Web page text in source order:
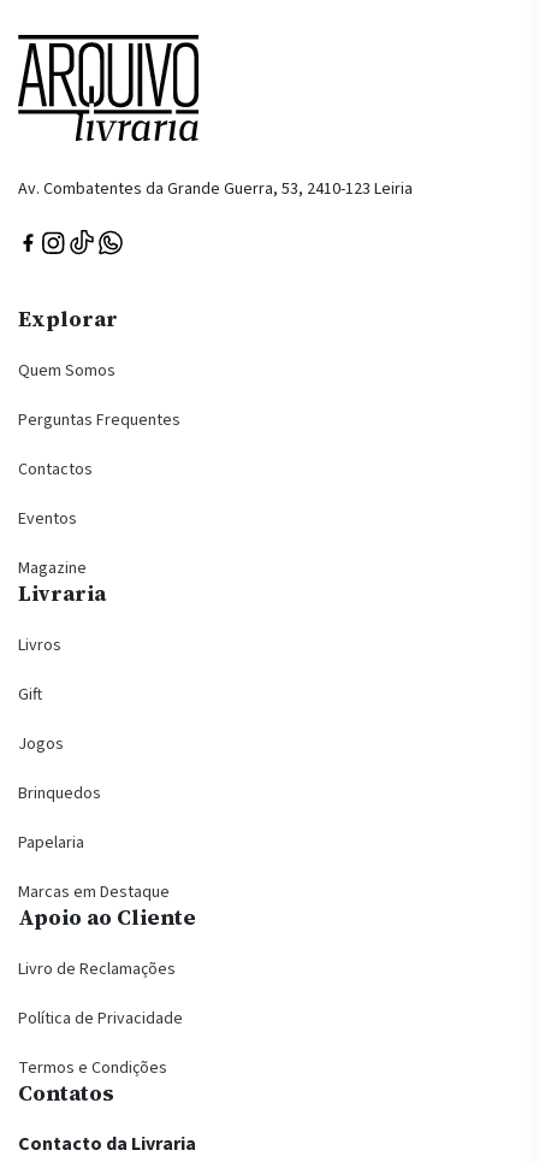
Av. Combatentes da Grande Guerra, 53, 2410-123 Leiria
Explorar
Quem Somos
Perguntas Frequentes
Contactos
Eventos
Magazine
Livraria
Livros
Gift
Jogos
Brinquedos
Papelaria
Marcas em Destaque
Apoio ao Cliente
Livro de Reclamações
Política de Privacidade
Termos e Condições
Contatos
Contacto da Livraria